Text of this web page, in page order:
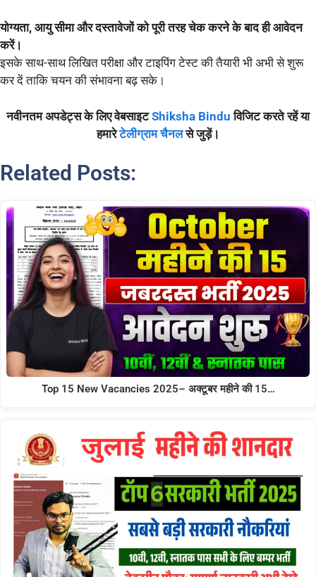
योग्यता, आयु सीमा और दस्तावेजों को पूरी तरह चेक करने के बाद ही आवेदन
करें।
इसके साथ-साथ लिखित परीक्षा और टाइपिंग टेस्ट की तैयारी भी अभी से शुरू
कर दें ताकि चयन की संभावना बढ़ सके।
नवीनतम अपडेट्स के लिए वेबसाइटShiksha Bindu विजिट करते रहें या
हमारेटेलीग्राम चैनल से जुड़ें।
Related Posts:
Top 15 New Vacancies 2025– अक्टूबर महीने की 15…